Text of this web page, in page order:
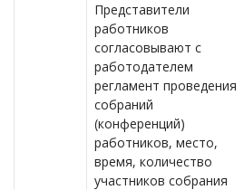
Представители
работников
согласовывают с
работодателем
регламент проведения
собраний
(конференций)
работников, место,
время, количество
участников собрания